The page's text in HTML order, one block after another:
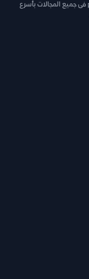
والروايات والقصص وغيرها من كتب مجانية pdf فى جميع المجالات بأسرع